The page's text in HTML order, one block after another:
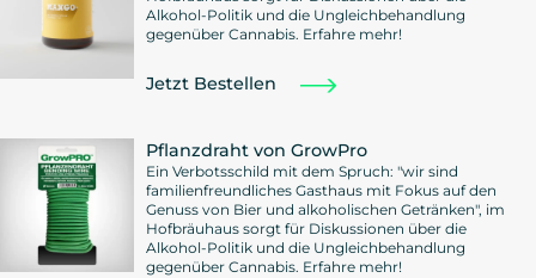
Alkohol-Politik und die Ungleichbehandlung
gegenüber Cannabis. Erfahre mehr!
Jetzt Bestellen
Pflanzdraht von GrowPro
Ein Verbotsschild mit dem Spruch: "wir sind
familienfreundliches Gasthaus mit Fokus auf den
Genuss von Bier und alkoholischen Getränken", im
Hofbräuhaus sorgt für Diskussionen über die
Alkohol-Politik und die Ungleichbehandlung
gegenüber Cannabis. Erfahre mehr!